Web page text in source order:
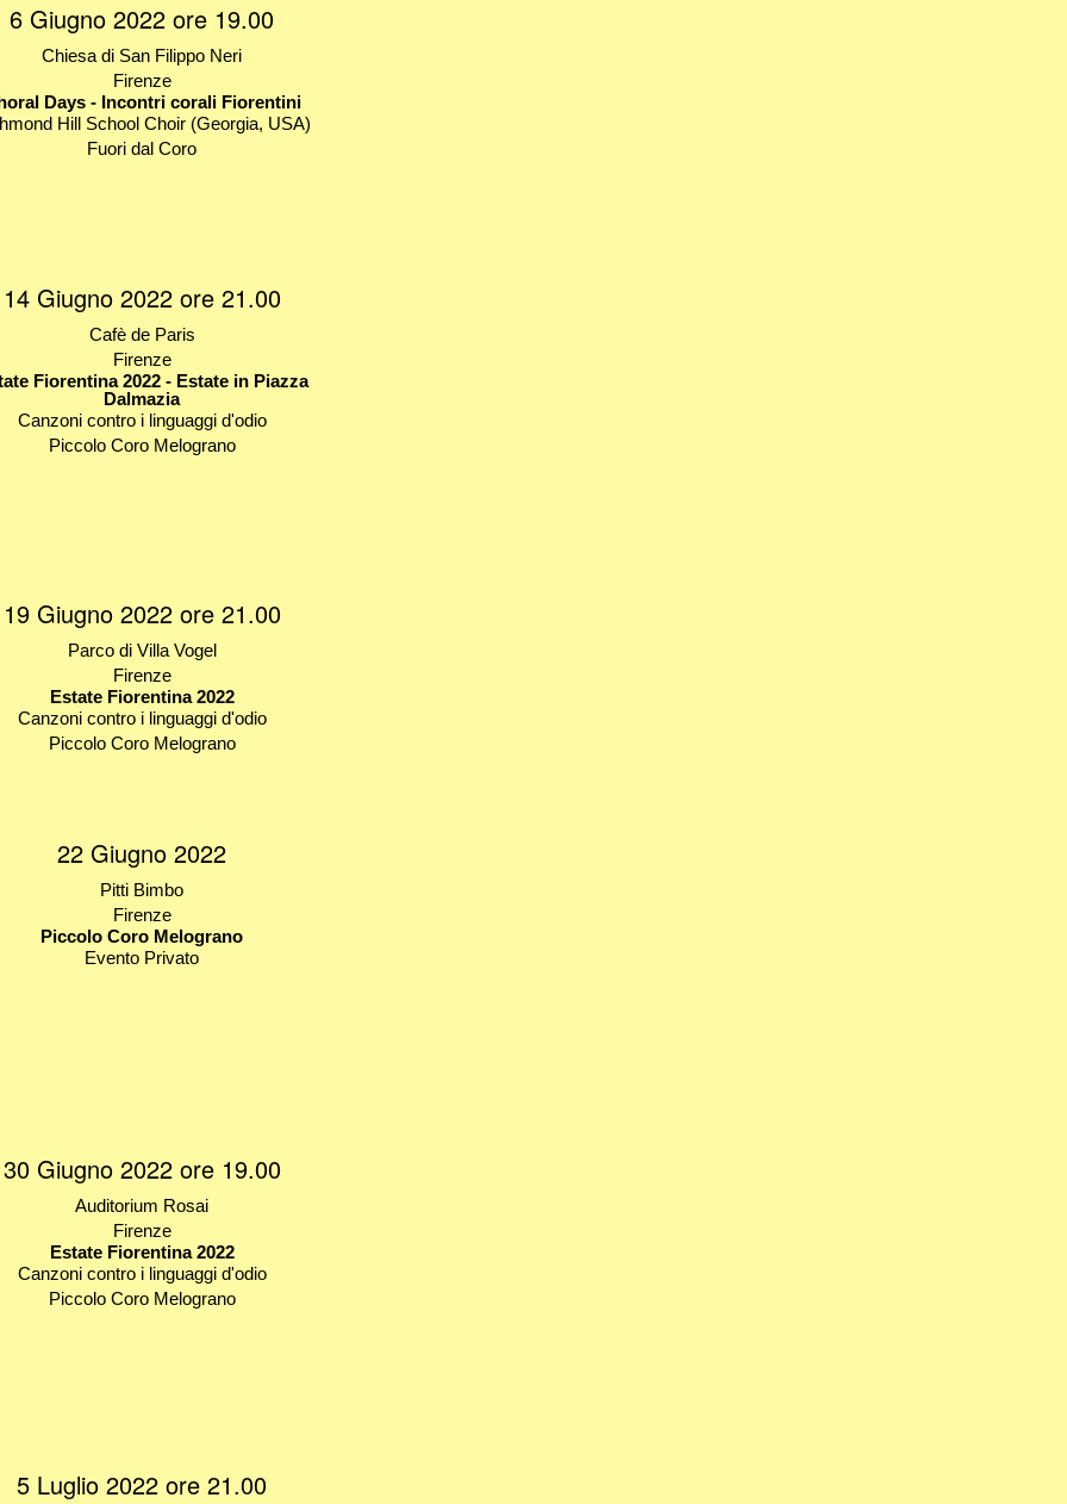
6 Giugno 2022 ore 19.00
Chiesa di San Filippo Neri
Firenze
Days - Incontri corali Fiorentini
Hill School Choir (Georgia, USA)
Fuori dal Coro
14 Giugno 2022 ore 21.00
Cafè de Paris
Firenze
Fiorentina 2022 - Estate in Piazza
Dalmazia
Canzoni contro i linguaggi d'odio
Piccolo Coro Melograno
19 Giugno 2022 ore 21.00
Parco di Villa Vogel
Firenze
Estate Fiorentina 2022
Canzoni contro i linguaggi d'odio
Piccolo Coro Melograno
22 Giugno 2022
Pitti Bimbo
Firenze
Piccolo Coro Melograno
Evento Privato
30 Giugno 2022 ore 19.00
Auditorium Rosai
Firenze
Estate Fiorentina 2022
Canzoni contro i linguaggi d'odio
Piccolo Coro Melograno
5 Luglio 2022 ore 21.00